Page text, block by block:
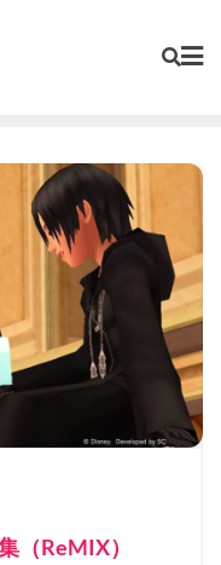
（ReMIX）